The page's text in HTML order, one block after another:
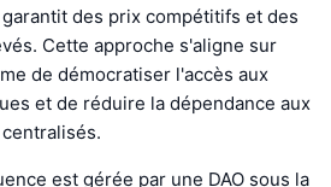
des prix compétitifs et des
Cette approche s'aligne sur
de démocratiser l'accès aux
et de réduire la dépendance aux
est gérée par une DAO sous la